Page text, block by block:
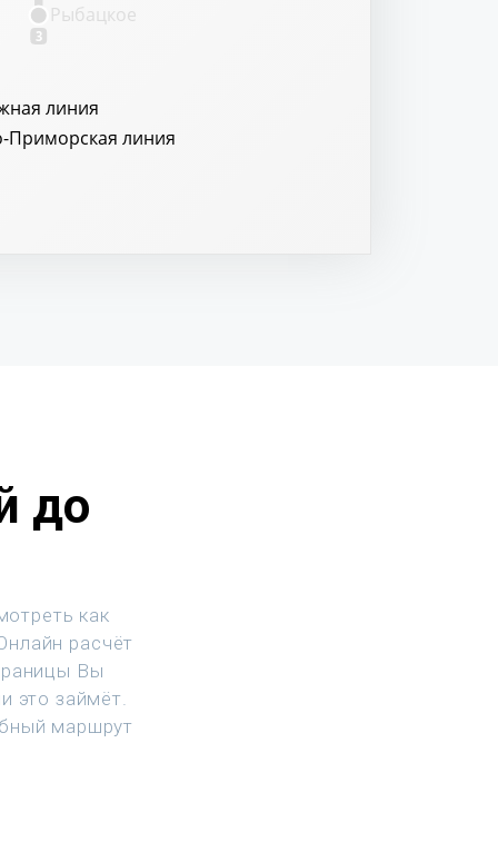
линия
Приморская линия
3
Рыбацкое
до
как
расчёт
Вы
это займёт.
маршрут